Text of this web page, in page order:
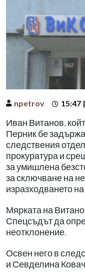
npetrov 15:47
Иван Витанов,
Перник бе
следствения
прокуратура и
за умишлена
за сключване на
изразходването
Мярката на
Спецсъдът да
неотклонение.
Освен него в
и Севделина